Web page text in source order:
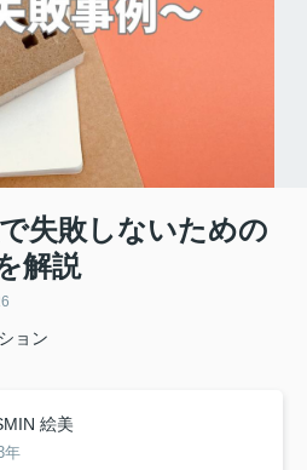
失敗しないための
解説
ョン
絵美
年